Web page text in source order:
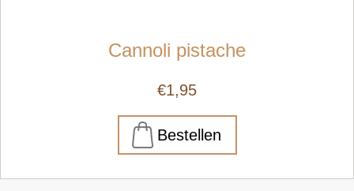
Cannoli pistache
€1,95